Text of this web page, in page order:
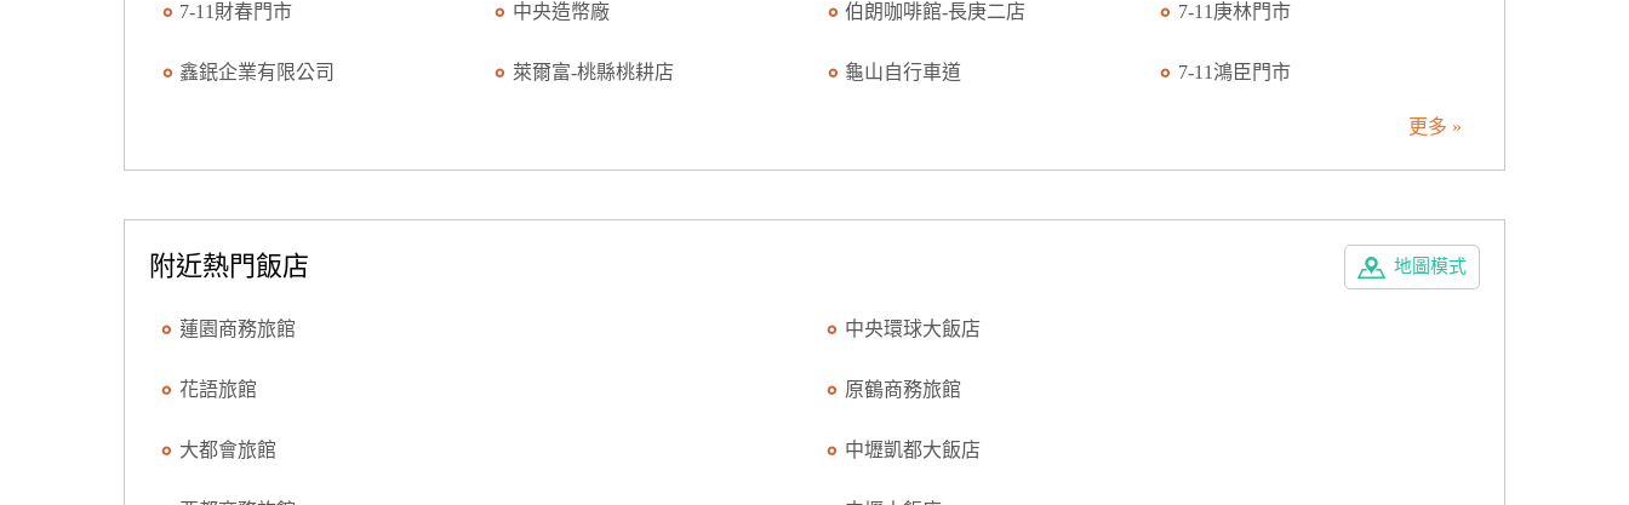
7-11財春門市 中央造幣廠 伯朗咖啡館-長庚二店 7-11庚林門市
鑫鈱企業有限公司 萊爾富-桃縣桃耕店 龜山自行車道 7-11鴻臣門市
更多 »
地圖模式
附近熱門飯店
蓮園商務旅館 中央環球大飯店
花語旅館 原鶴商務旅館
大都會旅館 中壢凱都大飯店